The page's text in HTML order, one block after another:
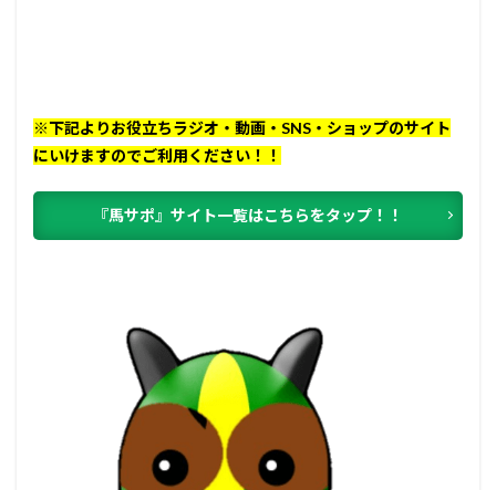
※下記よりお役立ちラジオ・動画・SNS・ショップのサイト
にいけますのでご利用ください！！
『馬サポ』サイト一覧はこちらをタップ！！